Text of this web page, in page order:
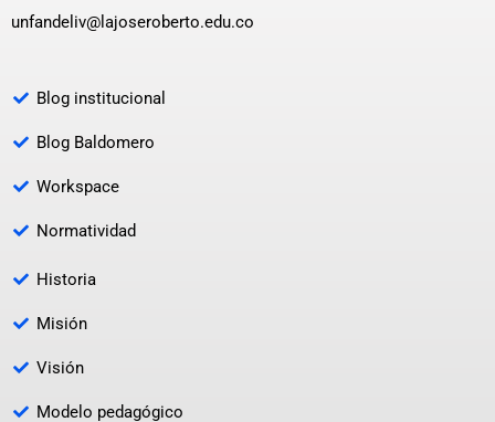
unfandeliv@lajoseroberto.edu.co
Blog institucional
Blog Baldomero
Workspace
Normatividad
Historia
Misión
Visión
Modelo pedagógico